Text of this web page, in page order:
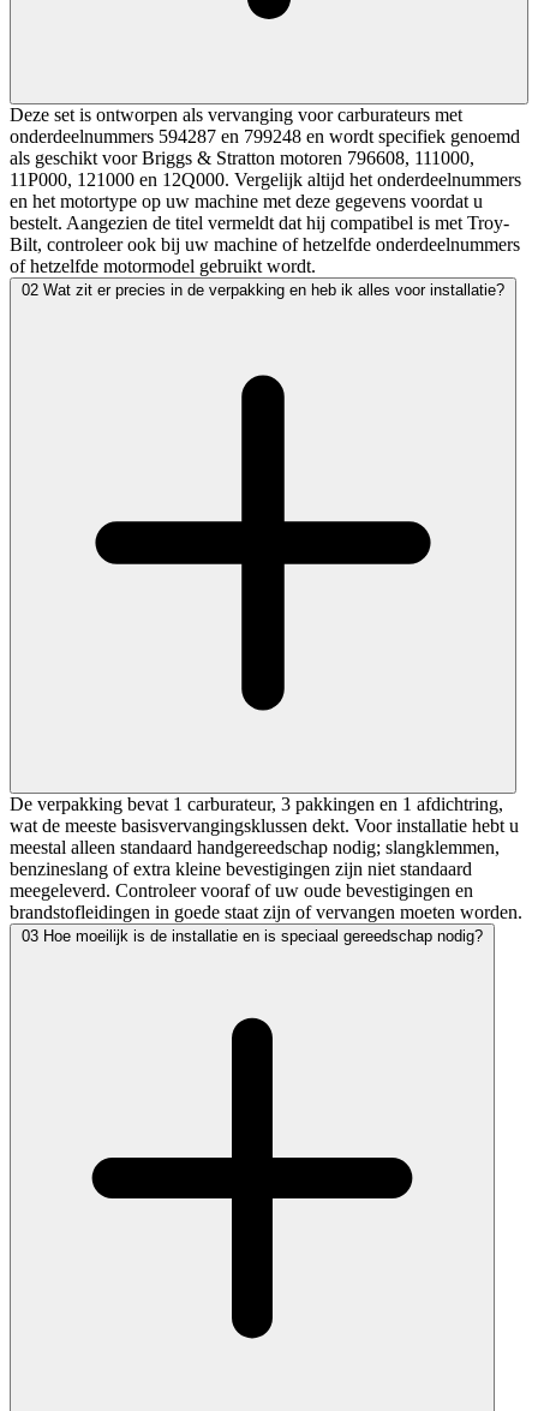
Deze set is ontworpen als vervanging voor carburateurs met
onderdeelnummers 594287 en 799248 en wordt specifiek genoemd
als geschikt voor Briggs & Stratton motoren 796608, 111000,
11P000, 121000 en 12Q000. Vergelijk altijd het onderdeelnummers
en het motortype op uw machine met deze gegevens voordat u
bestelt. Aangezien de titel vermeldt dat hij compatibel is met Troy-
Bilt, controleer ook bij uw machine of hetzelfde onderdeelnummers
of hetzelfde motormodel gebruikt wordt.
02 Wat zit er precies in de verpakking en heb ik alles voor installatie?
De verpakking bevat 1 carburateur, 3 pakkingen en 1 afdichtring,
wat de meeste basisvervangingsklussen dekt. Voor installatie hebt u
meestal alleen standaard handgereedschap nodig; slangklemmen,
benzineslang of extra kleine bevestigingen zijn niet standaard
meegeleverd. Controleer vooraf of uw oude bevestigingen en
brandstofleidingen in goede staat zijn of vervangen moeten worden.
03 Hoe moeilijk is de installatie en is speciaal gereedschap nodig?